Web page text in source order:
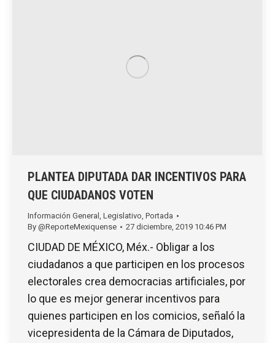
PLANTEA DIPUTADA DAR INCENTIVOS PARA
QUE CIUDADANOS VOTEN
Información General , Legislativo, Portada
By @ReporteMexiquense 27 diciembre, 2019 10:46 PM
CIUDAD DE MÉXICO, Méx.- Obligar a los
ciudadanos a que participen en los procesos
electorales crea democracias artificiales, por
lo que es mejor generar incentivos para
quienes participen en los comicios, señaló la
vicepresidenta de la Cámara de Diputados,